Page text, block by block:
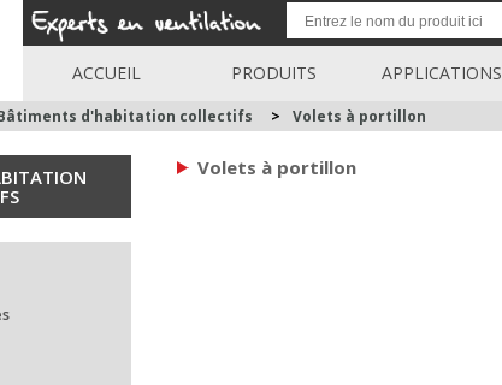
ACCUEIL PRODUITS APPLICATIONS
d'habitation collectifs > Volets à portillon
Volets à portillon